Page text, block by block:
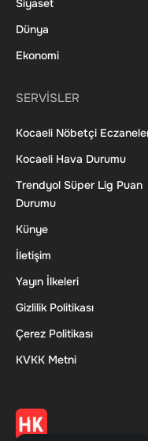
Siyaset
Dünya
Ekonomi
SERVİSLER
Kocaeli Nöbetçi
Kocaeli Hava Durumu
Trendyol Süper Lig Puan
Durumu
Künye
İletişim
Yayın İlkeleri
Gizlilik Politikası
Çerez Politikası
KVKK Metni